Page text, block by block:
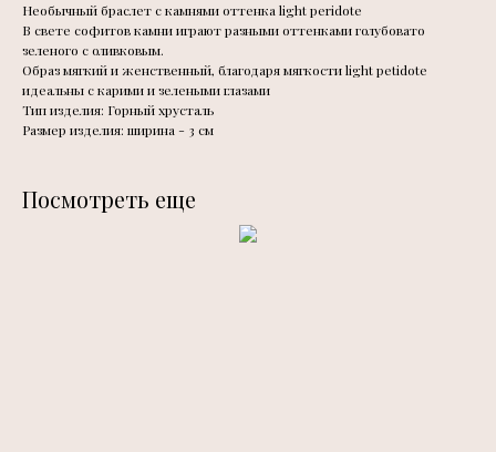
Необычный браслет с камнями оттенка light peridote
В свете софитов камни играют разными оттенками голубовато
зеленого с оливковым.
Образ мягкий и женственный, благодаря мягкости light petidote
идеальны с карими и зелеными глазами
Тип изделия: Горный хрусталь
Размер изделия: ширина - 3 см
Посмотреть еще